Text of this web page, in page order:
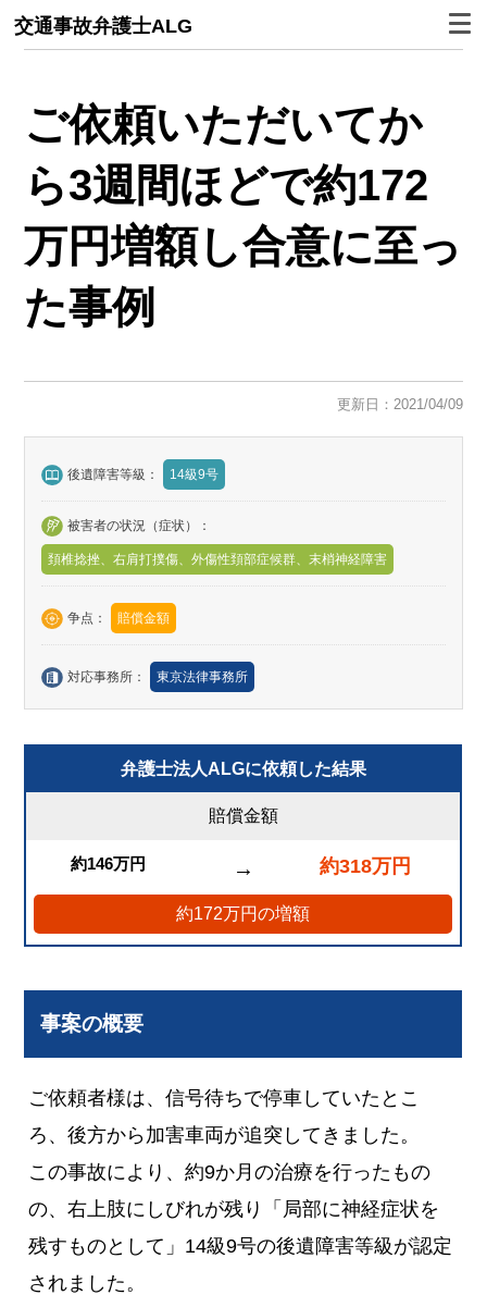
交通事故弁護士ALG
ご依頼いただいてか
ら3週間ほどで約172
万円増額し合意に至っ
た事例
更新日：2021/04/09
後遺障害等級： 14級9号
被害者の状況（症状）：
頚椎捻挫、右肩打撲傷、外傷性頚部症候群、末梢神経障害
争点： 賠償金額
対応事務所： 東京法律事務所
弁護士法人ALGに依頼した結果
賠償金額
約146万円 → 約318万円
約172万円の増額
事案の概要
ご依頼者様は、信号待ちで停車していたとこ
ろ、後方から加害車両が追突してきました。
この事故により、約9か月の治療を行ったもの
の、右上肢にしびれが残り「局部に神経症状を
残すものとして」14級9号の後遺障害等級が認定
されました。